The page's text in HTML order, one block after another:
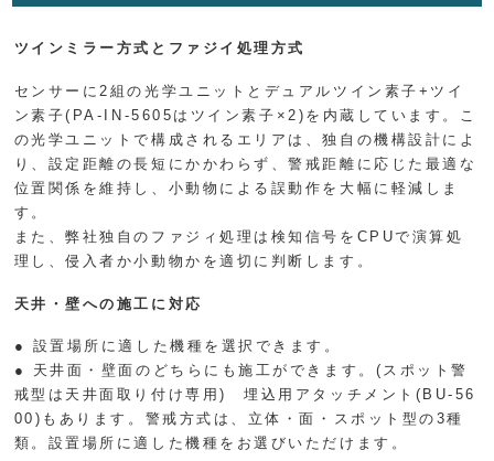
ツインミラー方式とファジイ処理方式
センサーに2組の光学ユニットとデュアルツイン素子+ツイ
ン素子(PA-IN-5605はツイン素子×2)を内蔵しています。こ
の光学ユニットで構成されるエリアは、独自の機構設計によ
り、設定距離の長短にかかわらず、警戒距離に応じた最適な
位置関係を維持し、小動物による誤動作を大幅に軽減しま
す。
また、弊社独自のファジィ処理は検知信号をCPUで演算処
理し、侵入者か小動物かを適切に判断します。
天井・壁への施工に対応
● 設置場所に適した機種を選択できます。
● 天井面・壁面のどちらにも施工ができます。(スポット警
戒型は天井面取り付け専用) 埋込用アタッチメント(BU-56
00)もあります。警戒方式は、立体・面・スポット型の3種
類。設置場所に適した機種をお選びいただけます。